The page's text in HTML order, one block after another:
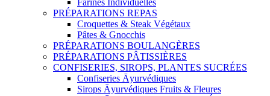
Farines Individuelles
PRÉPARATIONS REPAS
Croquettes & Steak Végétaux
Pâtes & Gnocchis
PRÉPARATIONS BOULANGÈRES
PRÉPARATIONS PÂTISSIÈRES
CONFISERIES, SIROPS, PLANTES SUCRÉES
Confiseries Āyurvédiques
Sirops Āyurvédiques Fruits & Fleures